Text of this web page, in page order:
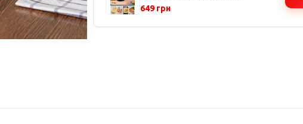
поверхность, диаметр 20 см,
эргономичная рукоятка
649 грн